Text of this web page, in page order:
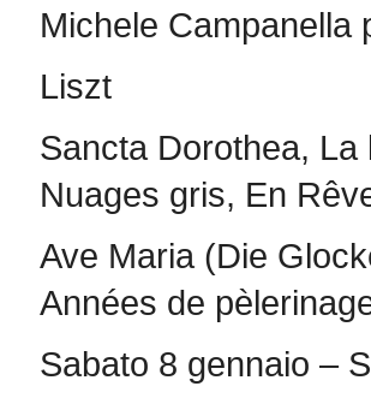
Michele Campanella
Liszt
Sancta Dorothea,
Nuages gris, En
Ave Maria (Die
Années de
Sabato 8 gennaio –